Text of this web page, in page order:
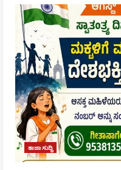
ತಾಜಾ ಸುದ್ದಿ